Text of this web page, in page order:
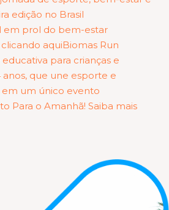
edição no Brasil
em prol do bem-estar
aquiBiomas Run
para crianças e
anos, que une esporte e
um único evento
Para o Amanhã! Saiba mais